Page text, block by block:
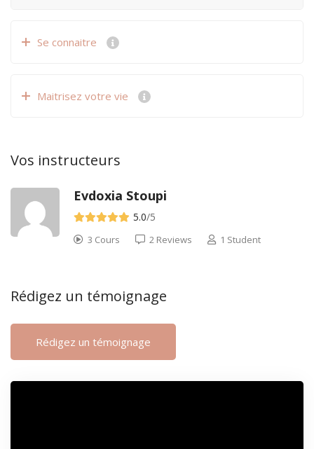
Se connaitre
Maitrisez votre vie
Vos instructeurs
Evdoxia Stoupi
5.0/5
3 Cours 2 Reviews 1 Student
Rédigez un témoignage
Rédigez un témoignage